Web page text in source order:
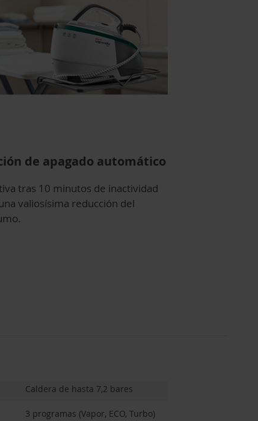
de apagado automático
tras 10 minutos de inactividad
valiosísima reducción del
Caldera de hasta 7,2 bares
3 programas (Vapor, ECO, Turbo)